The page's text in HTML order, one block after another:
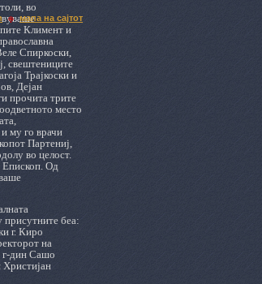
во
Климент и
Спиркоски,
свештениците
Трајкоски и
Дејан
прочита трите
место
му го врачи
Партениј,
во целост.
Епископ. Од
присутните беа:
г. Киро
на
г-дин Сашо
мапа на сајтот